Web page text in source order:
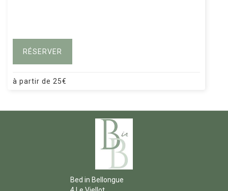
RÉSERVER
à partir de 25€
Bed in Bellongue